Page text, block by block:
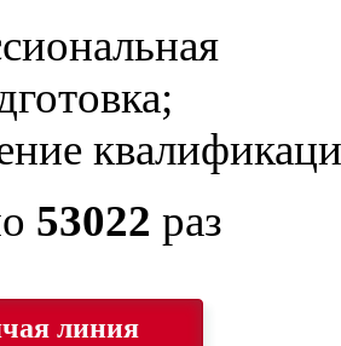
53022 раз
линия